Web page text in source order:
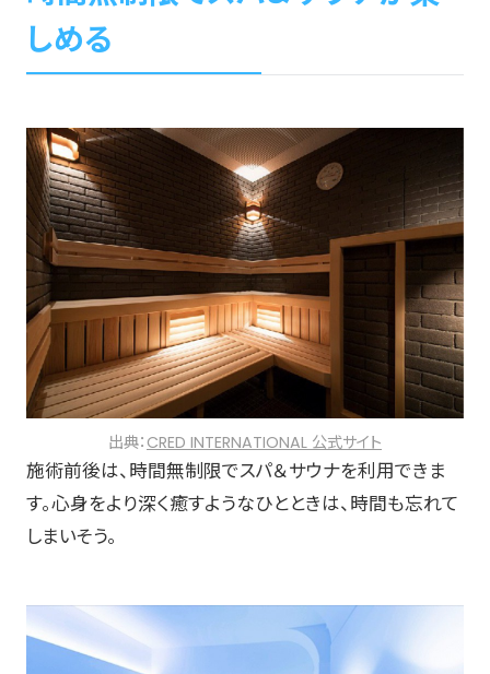
しめる
出典： CRED INTERNATIONAL 公式サイト
施術前後は、時間無制限でスパ＆サウナを利用できま
す。心身をより深く癒すようなひとときは、時間も忘れて
しまいそう。